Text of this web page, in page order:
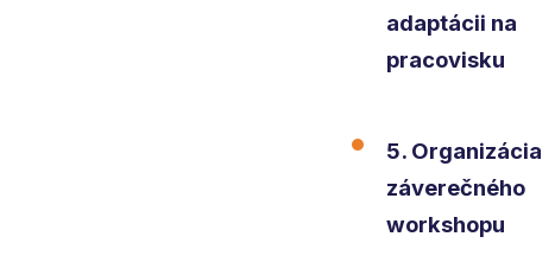
adaptácii na
pracovisku
5. Organizácia
záverečného
workshopu